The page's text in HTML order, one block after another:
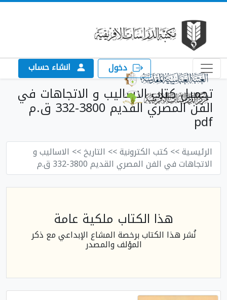
دخول انشاء حساب
تحميل كتاب الاساليب و الاتجاهات في
الفن المصري القديم 3800-332 ق.م
pdf
الرئيسية>> كتب الكترونية>> التاريخ>> الاساليب و
الاتجاهات في الفن المصري القديم 3800-332 ق.م
هذا الكتاب ملكية عامة
نُشر هذا الكتاب برخصة المشاع الإبداعي مع ذكر
المؤلف والمصدر